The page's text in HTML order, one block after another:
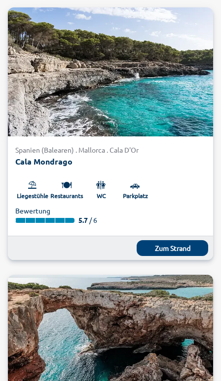
Spanien (Balearen) . Mallorca . Cala D'Or
Cala Mondrago
⛱️
Liegestühle
🍽️
Restaurants
🚻
WC
🚗
Parkplatz
Bewertung
5.7 / 6
Zum Strand